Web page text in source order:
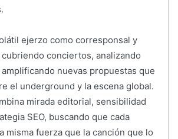
ejerzo como corresponsal y
conciertos, analizando
nuevas propuestas que
el underground y la escena global.
mirada editorial, sensibilidad
SEO, buscando que cada
misma fuerza que la canción que lo